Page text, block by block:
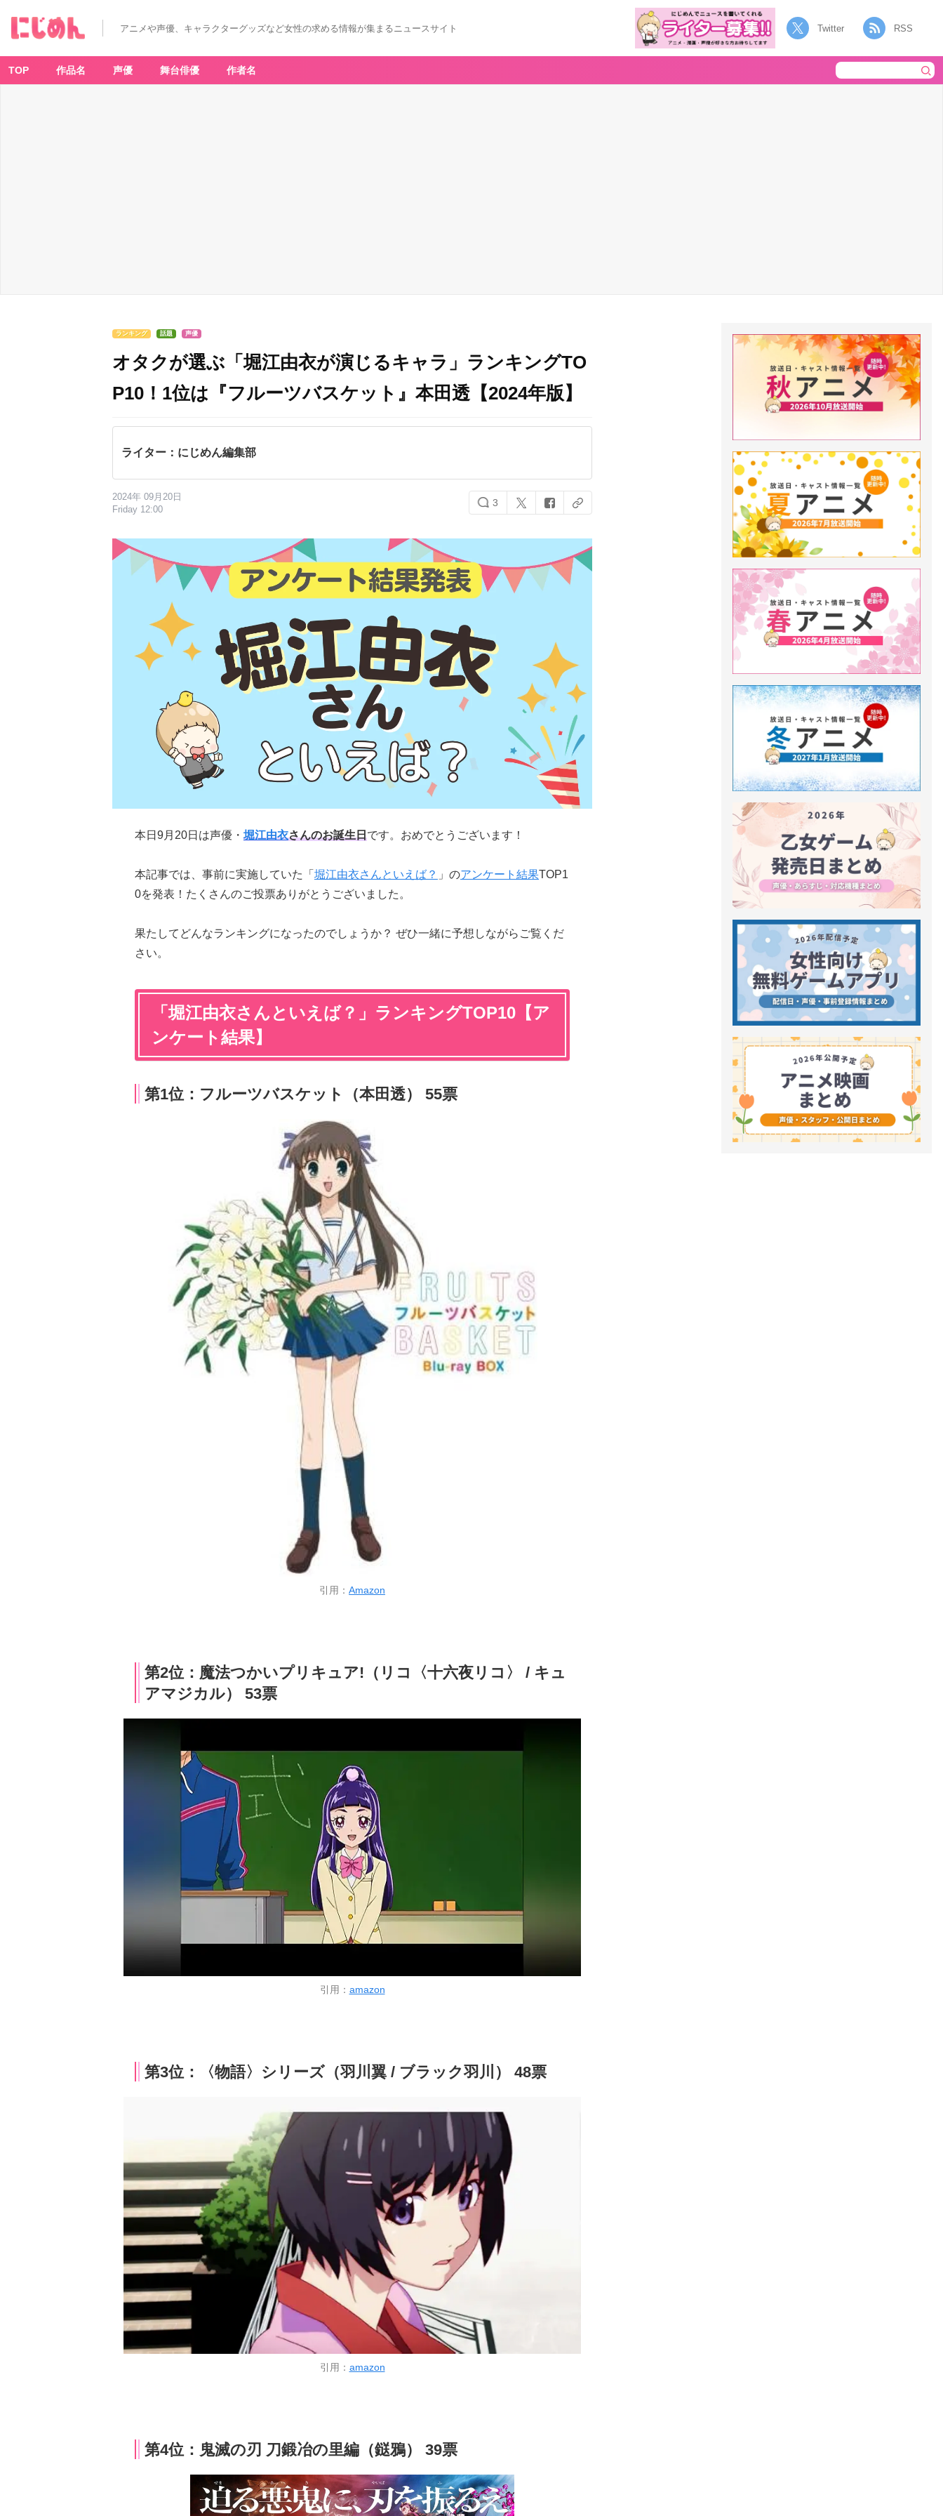
アニメや声優、キャラクターグッズなど女性の求める情報が集まるニュースサイト Twitter RSS
TOP 作品名 声優 舞台俳優 作者名
ランキング 話題 声優
オタクが選ぶ「堀江由衣が演じるキャラ」ランキングTO
P10！1位は『フルーツバスケット』本田透【2024年版】
ライター：にじめん編集部
2024年 09月20日
Friday 12:00
3
本日9月20日は声優・ 堀江由衣さんのお誕生日です。おめでとうございます！
本記事では、事前に実施していた「 堀江由衣さんといえば？ 」のアンケート結果TOP1
0を発表！たくさんのご投票ありがとうございました。
果たしてどんなランキングになったのでしょうか？ ぜひ一緒に予想しながらご覧くだ
さい。
「堀江由衣さんといえば？」ランキングTOP10【ア
ンケート結果】
第1位：フルーツバスケット（本田透） 55票
引用： Amazon
第2位：魔法つかいプリキュア!（リコ〈十六夜リコ〉 / キュ
アマジカル） 53票
引用： amazon
第3位：〈物語〉シリーズ（羽川翼 / ブラック羽川） 48票
引用： amazon
第4位：鬼滅の刃 刀鍛冶の里編（鎹鴉） 39票